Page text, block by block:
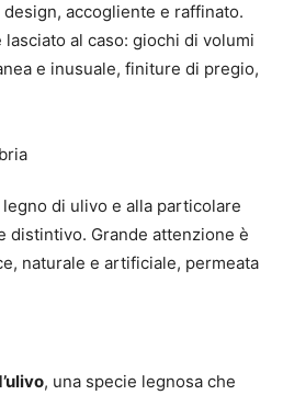
accogliente e raffinato.
al caso: giochi di volumi
e inusuale, finiture di pregio,
legno di ulivo e alla particolare
distintivo. Grande attenzione è
naturale e artificiale, permeata
, una specie legnosa che